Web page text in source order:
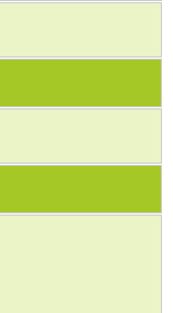
適切に管理し、次
されるサービスを